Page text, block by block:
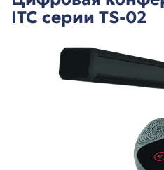
ITC серии TS-02